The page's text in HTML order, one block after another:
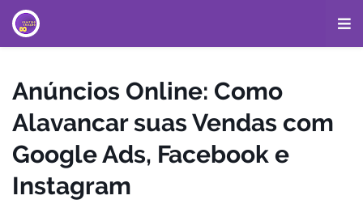
Anúncios Online: Como
Alavancar suas Vendas com
Google Ads, Facebook e
Instagram